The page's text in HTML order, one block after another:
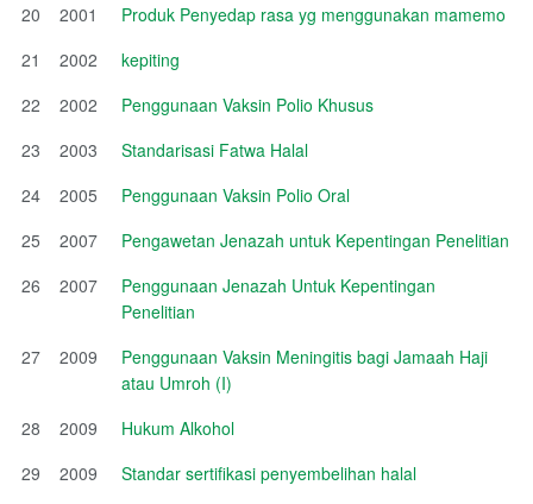
20
2001
Produk Penyedap rasa yg menggunakan mamemo
21
2002
kepiting
22
2002
Penggunaan Vaksin Polio Khusus
23
2003
Standarisasi Fatwa Halal
24
2005
Penggunaan Vaksin Polio Oral
25
2007
Pengawetan Jenazah untuk Kepentingan Penelitian
26
2007
Penggunaan Jenazah Untuk Kepentingan
Penelitian
27
2009
Penggunaan Vaksin Meningitis bagi Jamaah Haji
atau Umroh (I)
28
2009
Hukum Alkohol
29
2009
Standar sertifikasi penyembelihan halal